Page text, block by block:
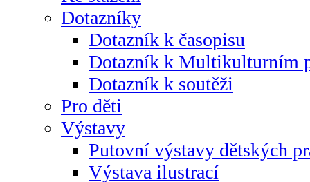
Dotazníky
Dotazník k časopisu
Dotazník k Multikulturním
Dotazník k soutěži
Pro děti
Výstavy
Putovní výstavy dětských
Výstava ilustrací